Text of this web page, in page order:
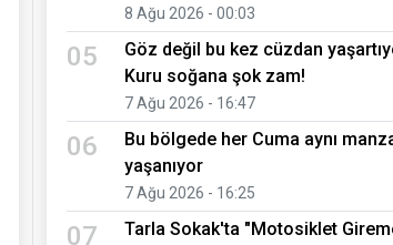
8 Ağu 2026 - 00:03
05
Göz değil bu kez cüzdan
Kuru soğana şok zam!
7 Ağu 2026 - 16:47
06
Bu bölgede her Cuma aynı
yaşanıyor
7 Ağu 2026 - 16:25
07
Tarla Sokak'ta "Motosiklet